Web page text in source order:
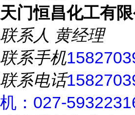
天门恒昌化工有限
联系人 黄经理
联系手机
联系电话
机：027-